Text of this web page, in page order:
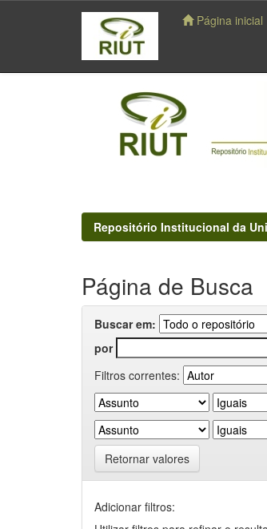
navigation
Página inicial
Repositório Institucional da
Página de Busca
Buscar em:
por
Filtros correntes:
Retornar valores
Adicionar filtros: